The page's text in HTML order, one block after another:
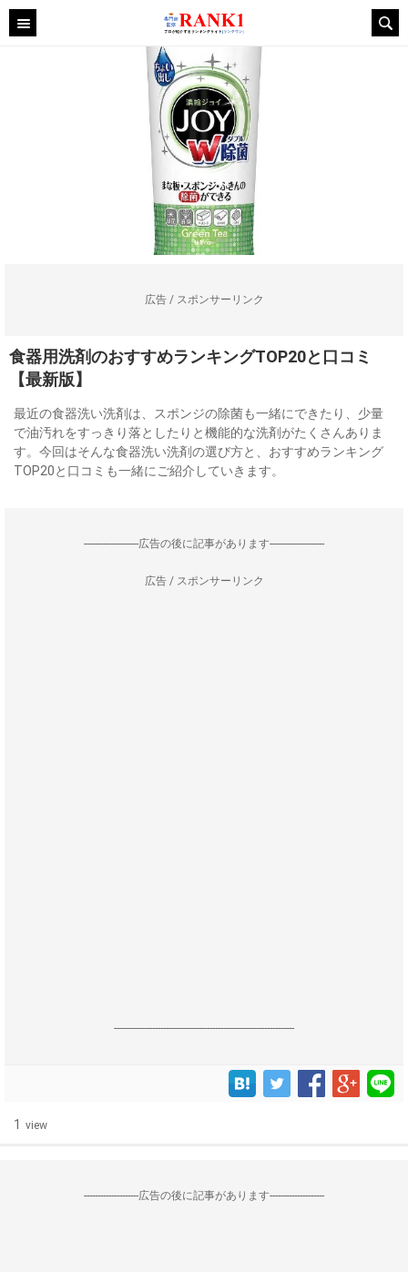
広告 / スポンサーリンク
食器用洗剤のおすすめランキングTOP20と口コミ
【最新版】
最近の食器洗い洗剤は、スポンジの除菌も一緒にできたり、少量
で油汚れをすっきり落としたりと機能的な洗剤がたくさんありま
す。今回はそんな食器洗い洗剤の選び方と、おすすめランキング
TOP20と口コミも一緒にご紹介していきます。
--------------------広告の後に記事があります--------------------
広告 / スポンサーリンク
------------------------------------------------------------------
1 view
--------------------広告の後に記事があります--------------------